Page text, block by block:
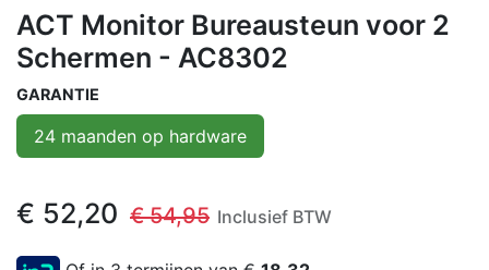
ACT Monitor Bureausteun voor 2
Schermen - AC8302
GARANTIE
24 maanden op hardware
€ 52,20 €54,95 Inclusief BTW